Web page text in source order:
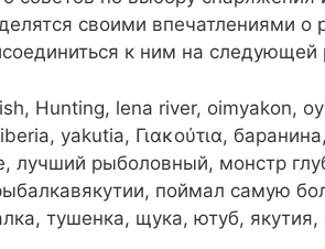
своими впечатлениями о
к ним на следующей
Hunting, lena river, oimyakon,
yakutia, Γιακούτια,
лучший рыболовный, монстр
поймал самую
тушенка, щука, ютуб, якутия,